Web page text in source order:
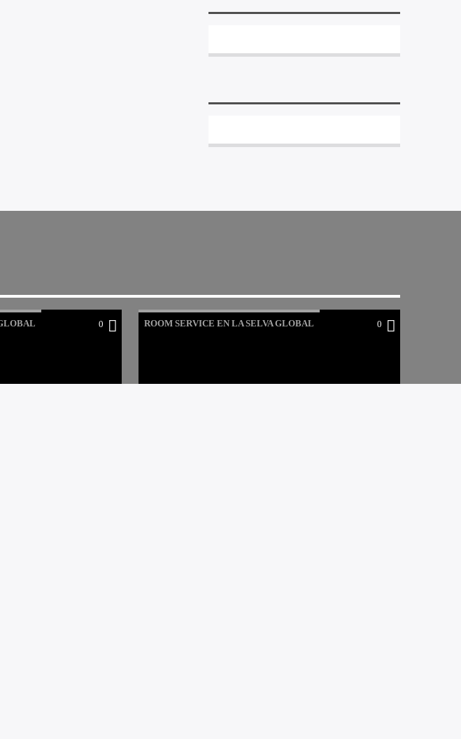
0 ROOM SERVICE EN LA SELVA GLOBAL 0